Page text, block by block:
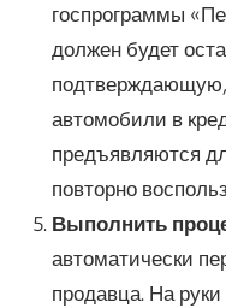
госпрограммы
должен будет
подтверждающую,
автомобили в
предъявляются
повторно
Выполнить
автоматически
продавца. На